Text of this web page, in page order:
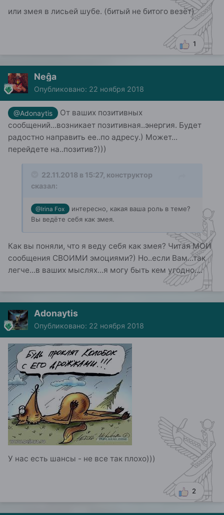
или змея в лисьей шубе. (битый не битого везёт)
1
Neĝa
Опубликовано: 22 ноября 2018
@Adonaytis
От ваших позитивных
сообщений...возникает позитивная..энергия. Будет
радостно направить ее..по адресу.) Может...
перейдете на..позитив?)))
22.11.2018 в 15:27, конструктор
сказал:
@Irina Fox
интересно, какая ваша роль в теме?
Вы ведёте себя как змея.
Как вы поняли, что я веду себя как змея? Читая МОИ
сообщения СВОИМИ эмоциями?) Но..если Вам...так
легче...в ваших мыслях...я могу быть кем угодно....
Adonaytis
Опубликовано: 22 ноября 2018
У нас есть шансы - не все так плохо)))
2